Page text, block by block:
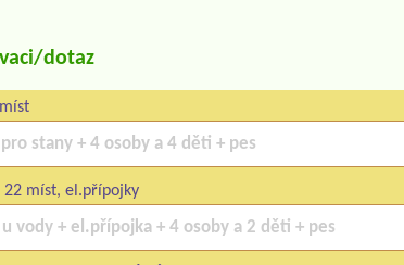
dotaz
22 míst, el.přípojky